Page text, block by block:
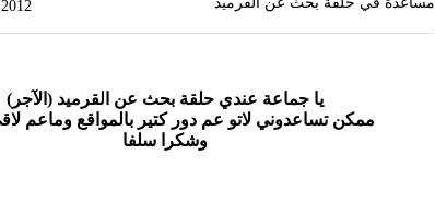
يا جماعة عندي حلقة بحث عن القرميد (الآجر)
ممكن تساعدوني لاتو عم دور كتير بالمواقع وماعم
وشكرا سلفا